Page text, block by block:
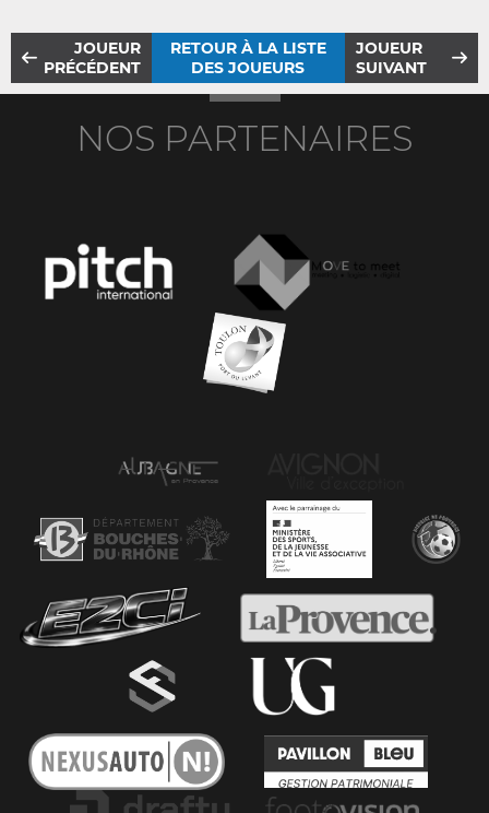
JOUEUR
PRÉCÉDENT
RETOUR À LA LISTE
DES JOUEURS
JOUEUR
SUIVANT
NOS PARTENAIRES